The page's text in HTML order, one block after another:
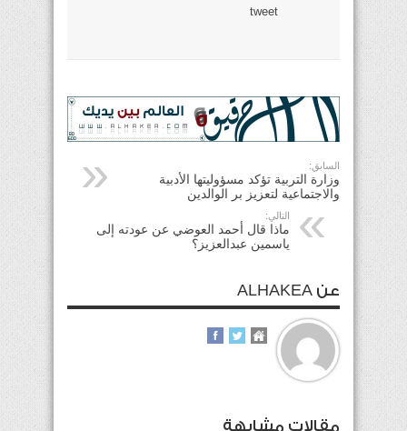
tweet
السابق:
وزارة التربية تؤكد مسؤوليتها الأدبية
والاجتماعية لتعزيز بر الوالدين
التالي:
ماذا قال أحمد العوضي عن عودته إلى
ياسمين عبدالعزيز؟
عن ALHAKEA
مقالات مشابهة